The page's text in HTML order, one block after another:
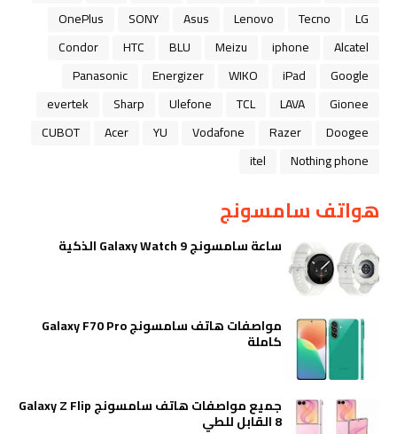
LG
Tecno
Lenovo
Asus
SONY
OnePlus
Alcatel
iphone
Meizu
BLU
HTC
Condor
Google
iPad
WIKO
Energizer
Panasonic
Gionee
LAVA
TCL
Ulefone
Sharp
evertek
Doogee
Razer
Vodafone
YU
Acer
CUBOT
Nothing phone
itel
هواتف سامسونج
ساعة سامسونج Galaxy Watch 9 الذكية
مواصفات هاتف سامسونج Galaxy F70 Pro
كاملة
جميع مواصفات هاتف سامسونج Galaxy Z Flip
8 القابل للطي